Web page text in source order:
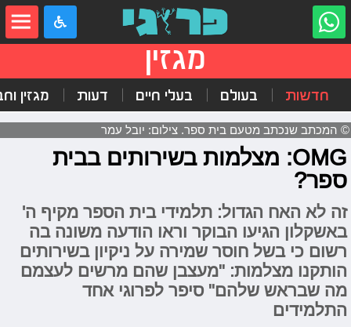
מגזין
חדשות בעולם בעלי חיים דעות מגזין
© המכתב שנכתב מטעם בית ספר. צילום: יובל עמר
OMG: מצלמות בשירותים בבית
ספר?
זה לא האח הגדול: תלמידי בית הספר מקיף ה'
באשקלון הגיעו הבוקר וראו הודעה משונה בה
רשום כי בשל חוסר שמירה על ניקיון בשירותים
הותקנו מצלמות: "מעצבן שהם מרשים לעצמם
מה שבראש שלהם" סיפר לפרוגי אחד
התלמידים